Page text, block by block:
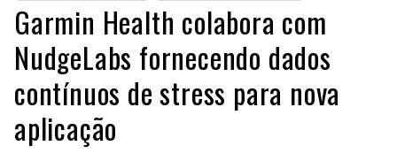
Garmin Health colabora com
NudgeLabs fornecendo dados
contínuos de stress para nova
aplicação